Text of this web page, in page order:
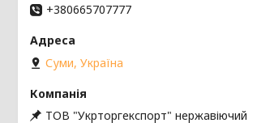
+380665707777
Суми, Україна
ТОВ "Укрторгекспорт" нержавіючий